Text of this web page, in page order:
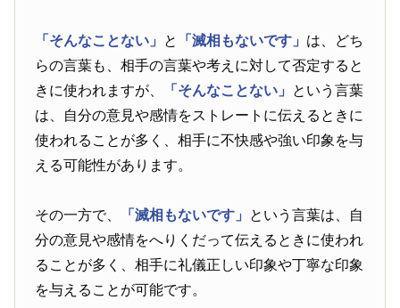
「そんなことない」 と 「滅相もないです」 は、どち
らの言葉も、相手の言葉や考えに対して否定すると
きに使われますが、
「そんなことない」 という言葉
は、自分の意見や感情をストレートに伝えるときに
使われることが多く、相手に不快感や強い印象を与
える可能性があります。
その一方で、 「滅相もないです」 という言葉は、自
分の意見や感情をへりくだって伝えるときに使われ
ることが多く、相手に礼儀正しい印象や丁寧な印象
を与えることが可能です。